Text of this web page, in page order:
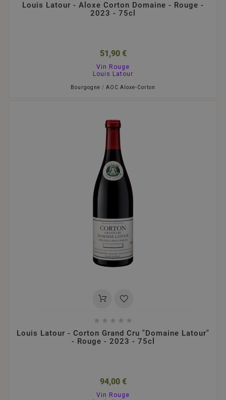
Louis Latour - Aloxe Corton Domaine - Rouge -
2023 - 75cl
51,90 €
Vin Rouge
Louis Latour
Bourgogne / AOC Aloxe-Corton
    
Louis Latour - Corton Grand Cru "Domaine Latour"
- Rouge - 2023 - 75cl
94,00 €
Vin Rouge